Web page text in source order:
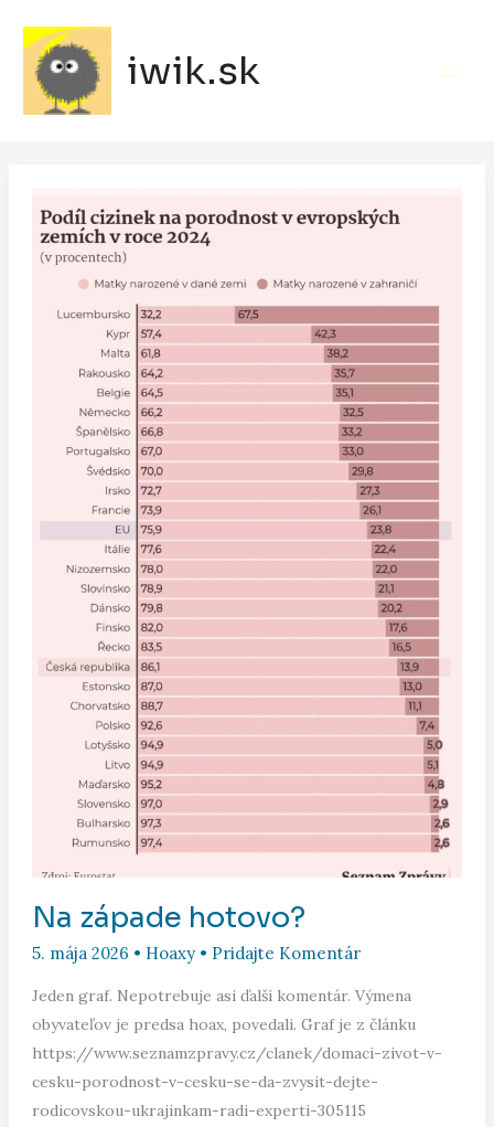
obsah
iwik.sk
Na západe hotovo?
5. mája 2026 • Hoaxy• Pridajte Komentár
Jeden graf. Nepotrebuje asi ďalší komentár. Výmena
obyvateľov je predsa hoax, povedali. Graf je z článku
https://www.seznamzpravy.cz/clanek/domaci-zivot-v-
cesku-porodnost-v-cesku-se-da-zvysit-dejte-
rodicovskou-ukrajinkam-radi-experti-305115